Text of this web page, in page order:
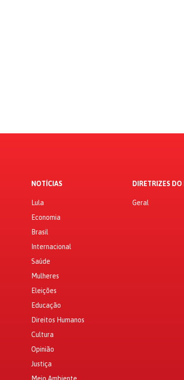
NOTÍCIAS
Lula
Economia
Brasil
Internacional
Saúde
Mulheres
Eleições
Educação
Direitos Humanos
Cultura
Opinião
Justiça
DIRETRIZES DO
Geral